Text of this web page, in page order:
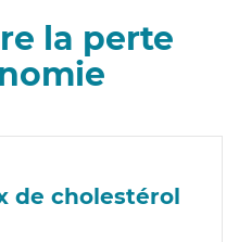
la perte
de cholestérol